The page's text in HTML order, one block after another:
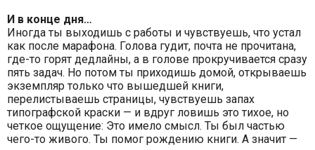
И в конце дня…
Иногда ты выходишь с работы и чувствуешь, что устал
как после марафона. Голова гудит, почта не прочитана,
где-то горят дедлайны, а в голове прокручивается сразу
пять задач. Но потом ты приходишь домой, открываешь
экземпляр только что вышедшей книги,
перелистываешь страницы, чувствуешь запах
типографской краски — и вдруг ловишь это тихое, но
четкое ощущение: Это имело смысл. Ты был частью
чего-то живого. Ты помог рождению книги. А значит —